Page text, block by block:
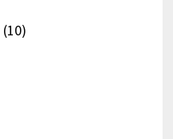
(10)